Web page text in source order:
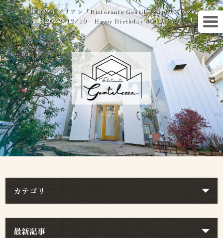
鎌倉のイタリアン「Ristorante Gentilezza」のブログ
2022/12/10 Happy Birthday ゆうきくん
カテゴリ
最新記事